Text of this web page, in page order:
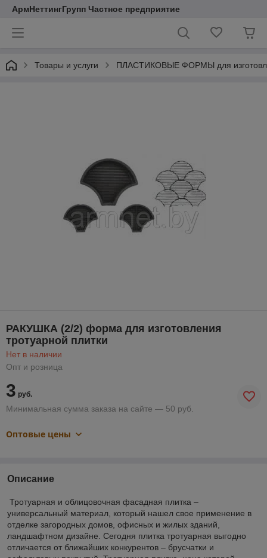
АрмНеттингГрупп Частное предприятие
Товары и услуги ПЛАСТИКОВЫЕ ФОРМЫ для
РАКУШКА (2/2) форма для изготовления
тротуарной плитки
Нет в наличии
Опт и розница
3 руб.
Минимальная сумма заказа на сайте — 50 руб.
Оптовые цены
Описание
Тротуарная и облицовочная фасадная плитка –
универсальный материал, который нашел свое применение в
отделке загородных домов, офисных и жилых зданий,
ландшафтном дизайне. Сегодня плитка тротуарная выгодно
отличается от ближайших конкурентов – брусчатки и